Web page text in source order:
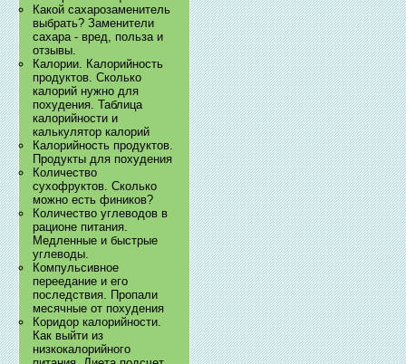
Какой сахарозаменитель
выбрать? Заменители
сахара - вред, польза и
отзывы.
Калории. Калорийность
продуктов. Сколько
калорий нужно для
похудения. Таблица
калорийности и
калькулятор калорий
Калорийность продуктов.
Продукты для похудения
Количество
сухофруктов. Сколько
можно есть фиников?
Количество углеводов в
рационе питания.
Медленные и быстрые
углеводы.
Компульсивное
переедание и его
последствия. Пропали
месячные от похудения
Коридор калорийности.
Как выйти из
низкокалорийного